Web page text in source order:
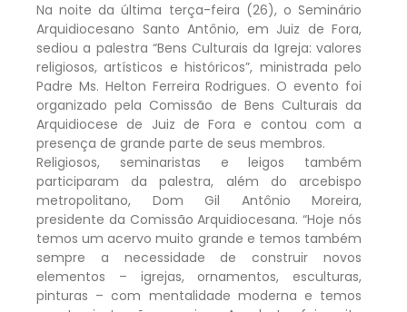
Na noite da última terça-feira (26), o Seminário
Arquidiocesano Santo Antônio, em Juiz de Fora,
sediou a palestra “Bens Culturais da Igreja: valores
religiosos, artísticos e históricos”, ministrada pelo
Padre Ms. Helton Ferreira Rodrigues. O evento foi
organizado pela Comissão de Bens Culturais da
Arquidiocese de Juiz de Fora e contou com a
presença de grande parte de seus membros.
Religiosos, seminaristas e leigos também
participaram da palestra, além do arcebispo
metropolitano, Dom Gil Antônio Moreira,
presidente da Comissão Arquidiocesana. “Hoje nós
temos um acervo muito grande e temos também
sempre a necessidade de construir novos
elementos – igrejas, ornamentos, esculturas,
pinturas – com mentalidade moderna e temos